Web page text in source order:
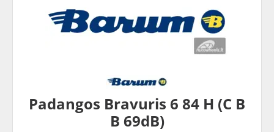
Padangos Bravuris 6 84 H (C B
B 69dB)